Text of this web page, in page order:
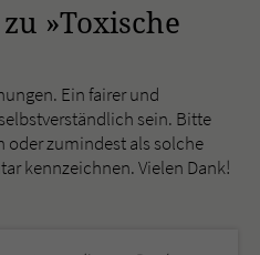
»Toxische
Ein fairer und
sein. Bitte
oder zumindest als solche
kennzeichnen. Vielen Dank!